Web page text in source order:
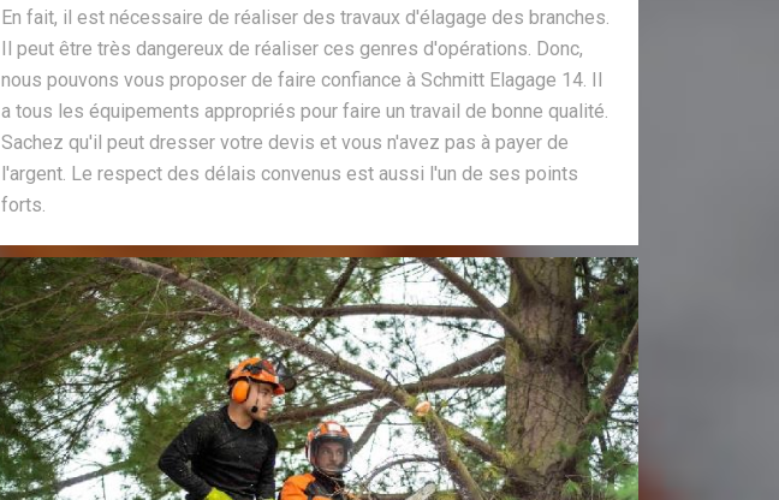
En fait, il est nécessaire de réaliser des travaux d'élagage des branches.
Il peut être très dangereux de réaliser ces genres d'opérations. Donc,
nous pouvons vous proposer de faire confiance à Schmitt Elagage 14. Il
a tous les équipements appropriés pour faire un travail de bonne qualité.
Sachez qu'il peut dresser votre devis et vous n'avez pas à payer de
l'argent. Le respect des délais convenus est aussi l'un de ses points
forts.